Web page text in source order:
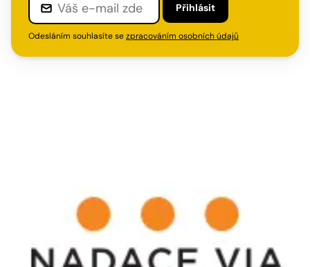
Přihlásit
Odesláním souhlasíte sezpracováním osobních údajů